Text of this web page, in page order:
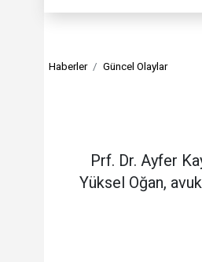
Haberler Güncel Olaylar
Prf. Dr. Ayfer
Yüksel Oğan,